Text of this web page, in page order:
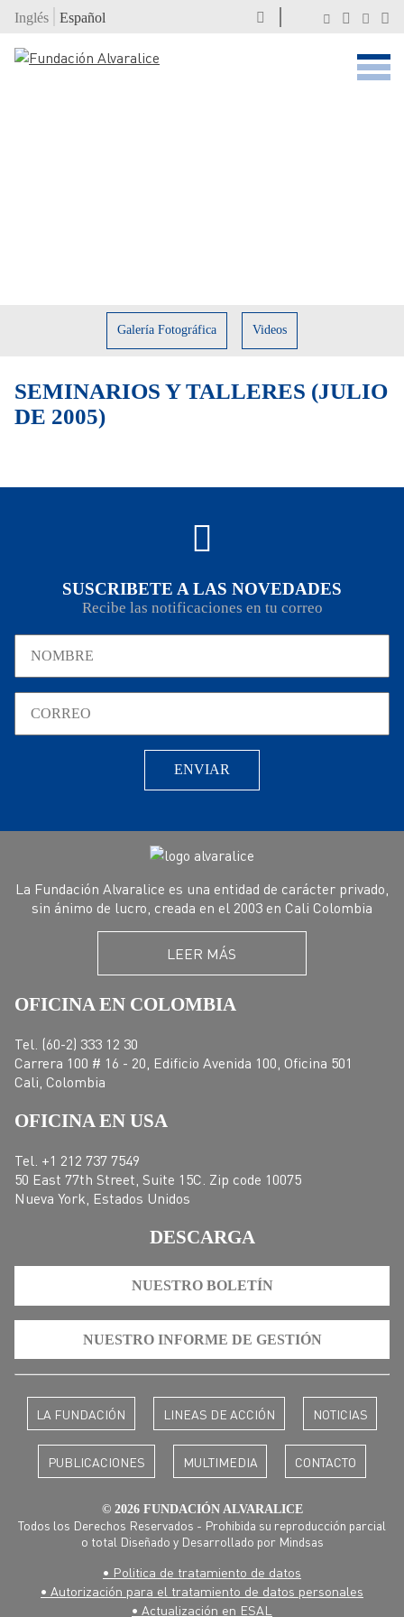
Inglés Español
Galería Fotográfica Videos
SEMINARIOS Y TALLERES (JULIO
DE 2005)
SUSCRIBETE A LAS NOVEDADES
Recibe las notificaciones en tu correo
La Fundación Alvaralice es una entidad de carácter privado,
sin ánimo de lucro, creada en el 2003 en Cali Colombia
LEER MÁS
OFICINA EN COLOMBIA
Tel. (60-2) 333 12 30
Carrera 100 # 16 - 20, Edificio Avenida 100, Oficina 501
Cali, Colombia
OFICINA EN USA
Tel. +1 212 737 7549
50 East 77th Street, Suite 15C. Zip code 10075
Nueva York, Estados Unidos
DESCARGA
NUESTRO BOLETÍN
NUESTRO INFORME DE GESTIÓN
LA FUNDACIÓN LINEAS DE ACCIÓN NOTICIAS
PUBLICACIONES MULTIMEDIA CONTACTO
© 2026 FUNDACIÓN ALVARALICE
Todos los Derechos Reservados - Prohibida su reproducción parcial
o total Diseñado y Desarrollado por Mindsas
• Politica de tratamiento de datos
• Autorización para el tratamiento de datos personales
• Actualización en ESAL